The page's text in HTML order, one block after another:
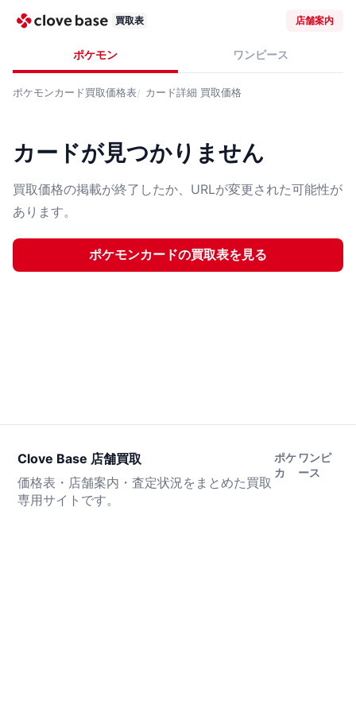
買取表 店舗案内
ポケモン ワンピース
ポケモンカード買取価格表 カード詳細 買取価格
カードが見つかりません
買取価格の掲載が終了したか、URLが変更された可能性が
あります。
ポケモンカードの買取表を見る
Clove Base 店舗買取
価格表・店舗案内・査定状況をまとめた買取
専用サイトです。
ポケ
カ
ワンピ
ース